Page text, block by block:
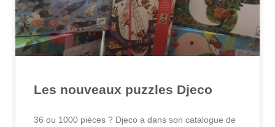
Les nouveaux puzzles Djeco
36 ou 1000 pièces ? Djeco a dans son catalogue de